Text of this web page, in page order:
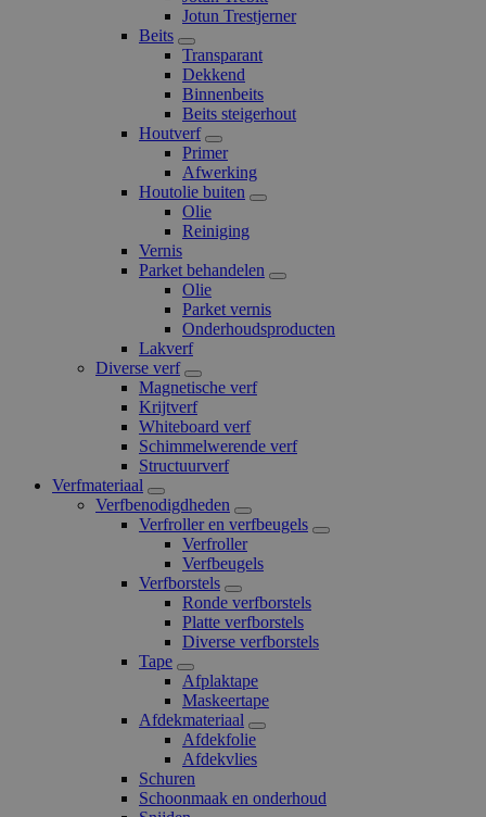
Jotun Trestjerner
Beits
Transparant
Dekkend
Binnenbeits
Beits steigerhout
Houtverf
Primer
Afwerking
Houtolie buiten
Olie
Reiniging
Vernis
Parket behandelen
Olie
Parket vernis
Onderhoudsproducten
Lakverf
Diverse verf
Magnetische verf
Krijtverf
Whiteboard verf
Schimmelwerende verf
Structuurverf
Verfmateriaal
Verfbenodigdheden
Verfroller en verfbeugels
Verfroller
Verfbeugels
Verfborstels
Ronde verfborstels
Platte verfborstels
Diverse verfborstels
Tape
Afplaktape
Maskeertape
Afdekmateriaal
Afdekfolie
Afdekvlies
Schuren
Schoonmaak en onderhoud